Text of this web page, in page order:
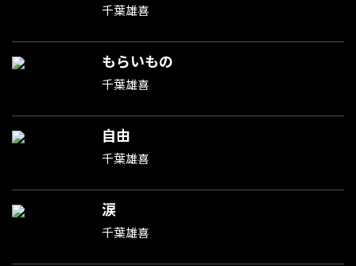
千葉雄喜
もらいもの
千葉雄喜
自由
千葉雄喜
涙
千葉雄喜